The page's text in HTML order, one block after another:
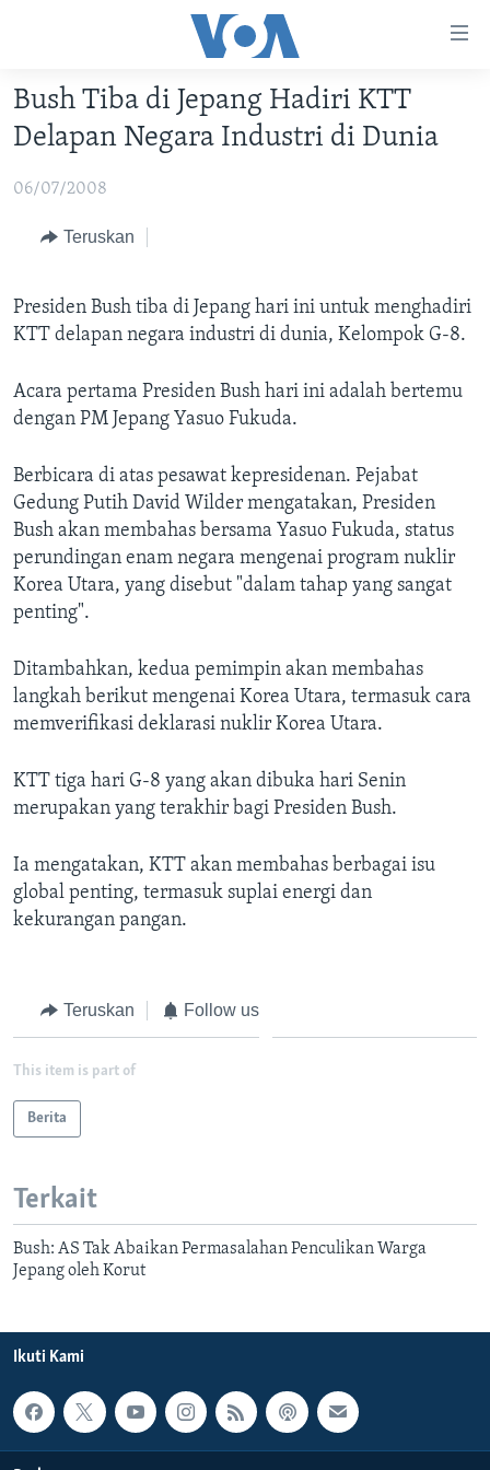
Akses
Lanjut
ke
Konten
Lanjut
Utama
Lanjut
Pencarian
DUNIA
VIDEO
POLYGRAPH
Learning English
IKUTI KAMI
Bahasa-bahasa
Bush Tiba di Jepang Hadiri KTT
Delapan Negara Industri di Dunia
06/07/2008
Teruskan
Presiden Bush tiba di Jepang hari ini untuk menghadiri
KTT delapan negara industri di dunia, Kelompok G-8.
Acara pertama Presiden Bush hari ini adalah bertemu
dengan PM Jepang Yasuo Fukuda.
Berbicara di atas pesawat kepresidenan. Pejabat
Gedung Putih David Wilder mengatakan, Presiden
Bush akan membahas bersama Yasuo Fukuda, status
perundingan enam negara mengenai program nuklir
Korea Utara, yang disebut "dalam tahap yang sangat
penting".
Ditambahkan, kedua pemimpin akan membahas
langkah berikut mengenai Korea Utara, termasuk cara
memverifikasi deklarasi nuklir Korea Utara.
KTT tiga hari G-8 yang akan dibuka hari Senin
merupakan yang terakhir bagi Presiden Bush.
Ia mengatakan, KTT akan membahas berbagai isu
global penting, termasuk suplai energi dan
kekurangan pangan.
Teruskan Follow us
This item is part of
Berita
Terkait
Bush: AS Tak Abaikan Permasalahan Penculikan Warga
Jepang oleh Korut
Ikuti Kami